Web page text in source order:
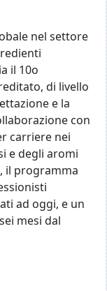
nel settore
il 10o
di livello
e la
con
carriere nei
e degli aromi
il programma
ad oggi, e un
mesi dal